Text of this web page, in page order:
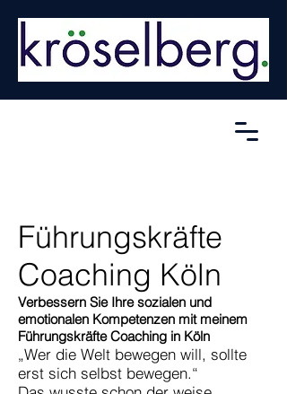
Führungskräfte
Coaching Köln
Verbessern Sie Ihre sozialen und
emotionalen Kompetenzen mit meinem
Führungskräfte Coaching in Köln
„Wer die Welt bewegen will, sollte
erst sich selbst bewegen.“